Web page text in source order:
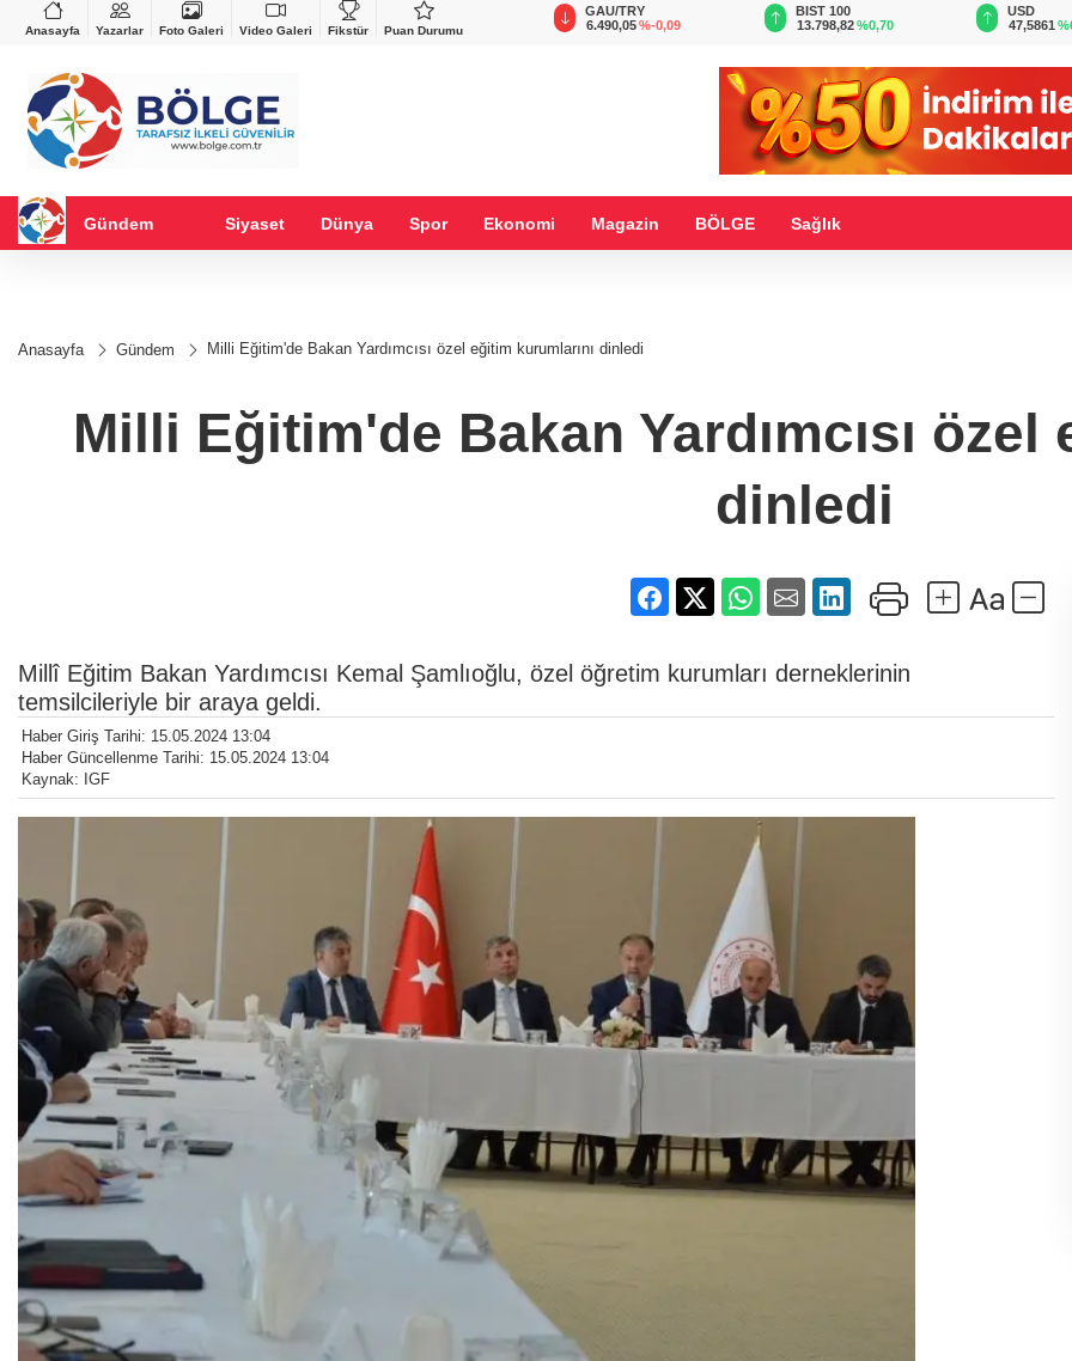
Anasayfa Yazarlar Foto Galeri Video Galeri Fikstür Puan Durumu
%0,37
VND
0,0018
%0,14
GAU/TRY
6.490,05%-0,09
BIST 100
13.798,82%0,70
USD
47,5861%0,05
EUR
54,9358
Gündem Siyaset Dünya Spor Ekonomi Magazin BÖLGE Sağlık
Anasayfa Gündem Milli Eğitim'de Bakan Yardımcısı özel eğitim kurumlarını dinledi
Milli Eğitim'de Bakan Yardımcısı özel
dinledi
Millî Eğitim Bakan Yardımcısı Kemal Şamlıoğlu, özel öğretim kurumları derneklerinin
temsilcileriyle bir araya geldi.
Haber Giriş Tarihi: 15.05.2024 13:04
Haber Güncellenme Tarihi: 15.05.2024 13:04
Kaynak: IGF